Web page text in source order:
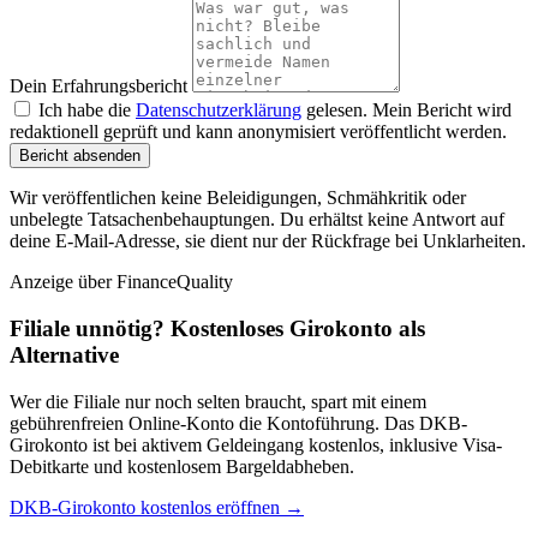
Dein Erfahrungsbericht
Ich habe die Datenschutzerklärung gelesen. Mein Bericht wird
redaktionell geprüft und kann anonymisiert veröffentlicht werden.
Bericht absenden
Wir veröffentlichen keine Beleidigungen, Schmähkritik oder
unbelegte Tatsachenbehauptungen. Du erhältst keine Antwort auf
deine E-Mail-Adresse, sie dient nur der Rückfrage bei Unklarheiten.
Anzeige über FinanceQuality
Filiale unnötig? Kostenloses Girokonto als
Alternative
Wer die Filiale nur noch selten braucht, spart mit einem
gebührenfreien Online-Konto die Kontoführung. Das DKB-
Girokonto ist bei aktivem Geldeingang kostenlos, inklusive Visa-
Debitkarte und kostenlosem Bargeldabheben.
DKB-Girokonto kostenlos eröffnen →